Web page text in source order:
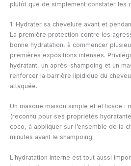
plutôt que de simplement constater les
1. Hydrater sa chevelure avant et
La première protection contre les
bonne hydratation, à commencer
premières expositions intenses.
hydratant, un après-shampoing et un
renforcer la barrière lipidique du
attaquée.
Un masque maison simple et efficace :
(reconnu pour ses propriétés
coco, à appliquer sur l’ensemble de la
minutes avant le shampoing.
L’hydratation interne est tout aussi